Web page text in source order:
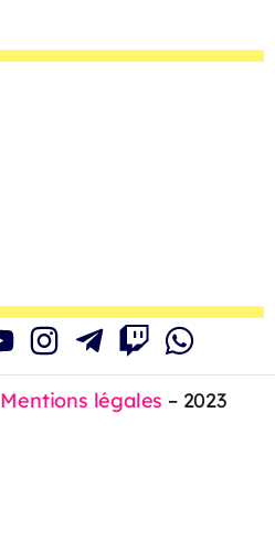
Mentions légales – 2023